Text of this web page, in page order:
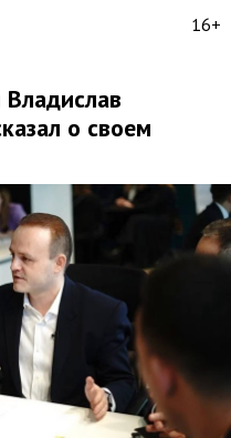
16+
о своем